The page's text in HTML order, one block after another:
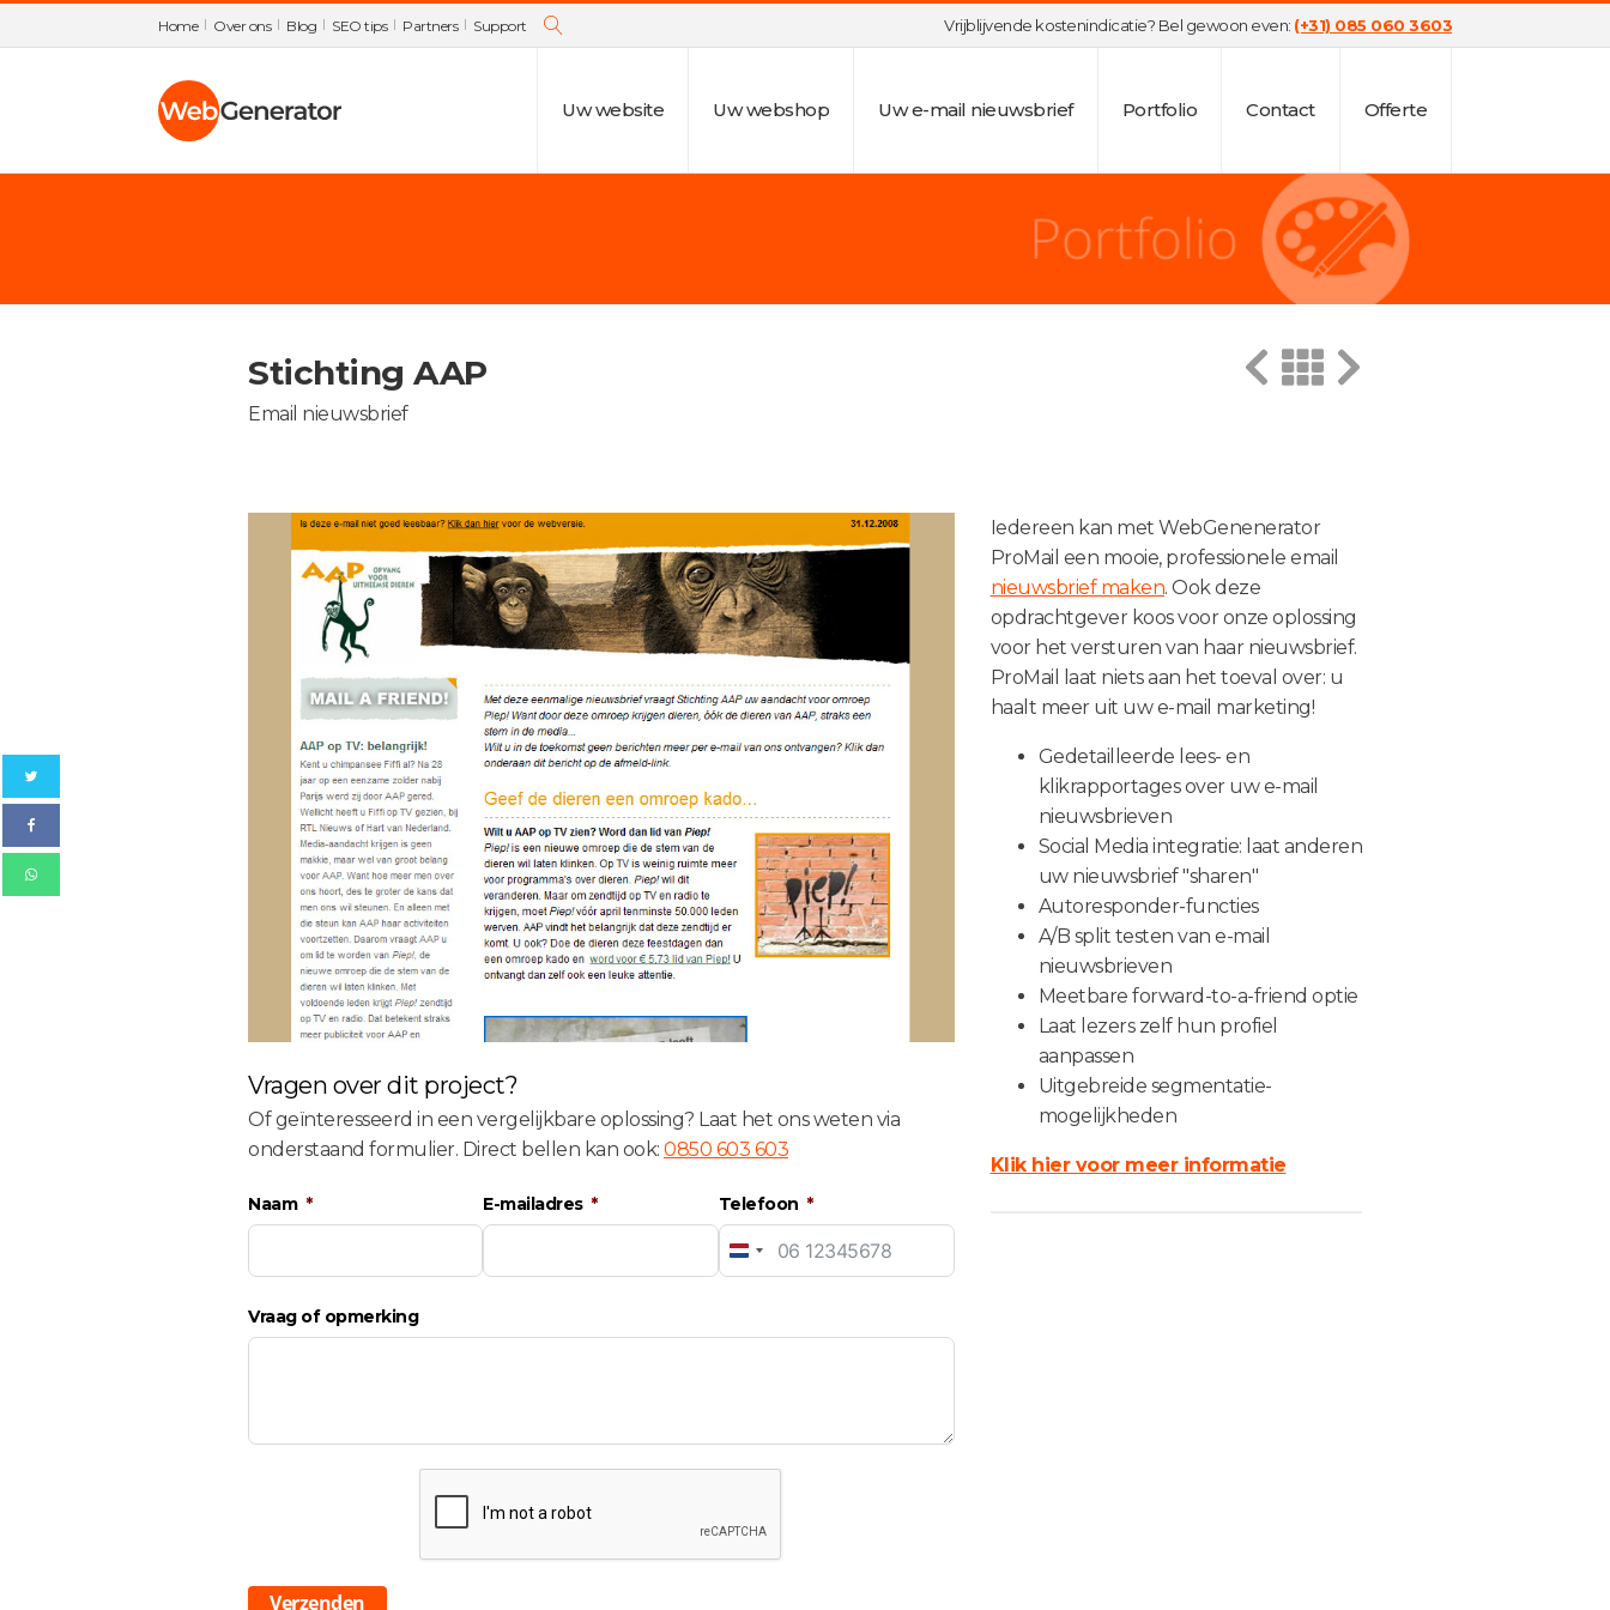
Home Over ons Blog SEO tips Partners Support Vrijblijvende kostenindicatie? Bel gewoon even: (+31) 085 060 3603
Uw website Uw webshop Uw e-mail nieuwsbrief Portfolio Contact Offerte
Stichting AAP
Email nieuwsbrief
Vragen over dit project?
Of geïnteresseerd in een vergelijkbare oplossing? Laat het ons weten via
onderstaand formulier. Direct bellen kan ook: 0850 603 603
Naam E-mailadres Telefoon
Netherlands
Vraag of opmerking
Verzenden
Iedereen kan met WebGenenerator
ProMail een mooie, professionele email
nieuwsbrief maken. Ook deze
opdrachtgever koos voor onze oplossing
voor het versturen van haar nieuwsbrief.
ProMail laat niets aan het toeval over: u
haalt meer uit uw e-mail marketing!
Gedetailleerde lees- en
klikrapportages over uw e-mail
nieuwsbrieven
Social Media integratie: laat anderen
uw nieuwsbrief "sharen"
Autoresponder-functies
A/B split testen van e-mail
nieuwsbrieven
Meetbare forward-to-a-friend optie
Laat lezers zelf hun profiel
aanpassen
Uitgebreide segmentatie-
mogelijkheden
Klik hier voor meer informatie